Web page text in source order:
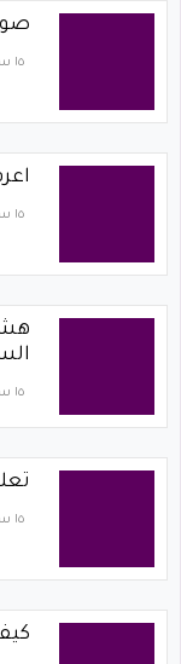
١٥ سبتمبر ٢٠٢٠
١٥ سبتمبر ٢٠٢٠
١٥ سبتمبر ٢٠٢٠
١٥ سبتمبر ٢٠٢٠